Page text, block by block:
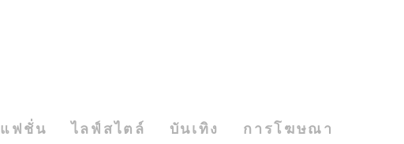
แฟชั่น ไลฟ์สไตล์ บันเทิง การโฆษณา